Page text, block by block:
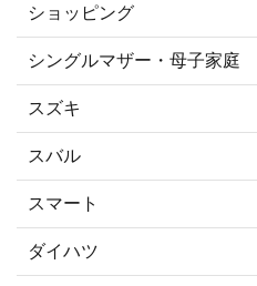
ショッピング
シングルマザー・母子家庭
スズキ
スバル
スマート
ダイハツ